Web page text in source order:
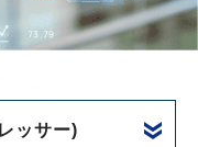
ッサー)